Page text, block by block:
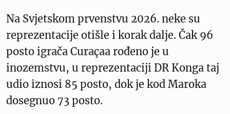
Na Svjetskom prvenstvu 2026. neke su
reprezentacije otišle i korak dalje. Čak 96
posto igrača Curaçaa rođeno je u
inozemstvu, u reprezentaciji DR Konga taj
udio iznosi 85 posto, dok je kod Maroka
dosegnuo 73 posto.